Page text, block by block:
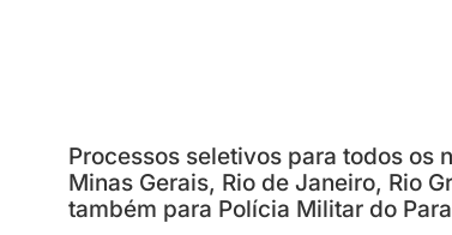
Processos seletivos para todos os
Minas Gerais, Rio de Janeiro, Rio
também para Polícia Militar do